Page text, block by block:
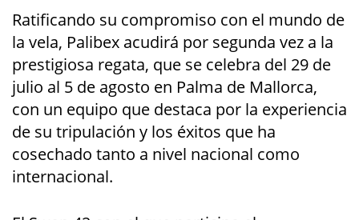
Ratificando su compromiso con el mundo de
la vela, Palibex acudirá por segunda vez a la
prestigiosa regata, que se celebra del 29 de
julio al 5 de agosto en Palma de Mallorca,
con un equipo que destaca por la experiencia
de su tripulación y los éxitos que ha
cosechado tanto a nivel nacional como
internacional.